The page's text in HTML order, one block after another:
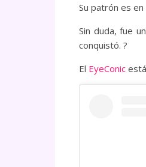
Su patrón es
Sin duda, fue
conquistó. ?
El EyeConic